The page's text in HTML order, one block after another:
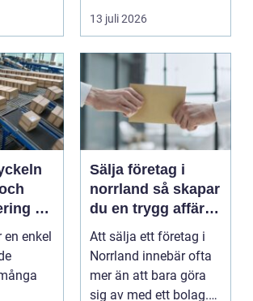
stadstrafik, gru...
13 juli 2026
av
en enkel
Sälja företag i
norrland så skapar
du en trygg affär
från start till mål
Att sälja ett företag i
Norrland innebär ofta
mer än att bara göra
sig av med ett bolag.